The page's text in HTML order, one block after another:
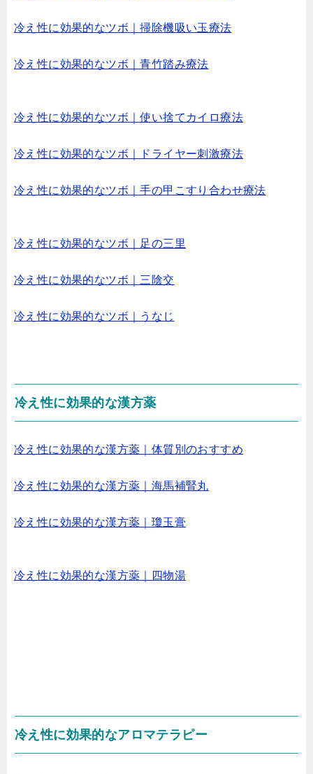
冷え性に効果的なツボ｜掃除機吸い玉療法
冷え性に効果的なツボ｜青竹踏み療法
冷え性に効果的なツボ｜使い捨てカイロ療法
冷え性に効果的なツボ｜ドライヤー刺激療法
冷え性に効果的なツボ｜手の甲こすり合わせ療法
冷え性に効果的なツボ｜足の三里
冷え性に効果的なツボ｜三陰交
冷え性に効果的なツボ｜うなじ
冷え性に効果的な漢方薬
冷え性に効果的な漢方薬｜体質別のおすすめ
冷え性に効果的な漢方薬｜海馬補腎丸
冷え性に効果的な漢方薬｜瓊玉膏
冷え性に効果的な漢方薬｜四物湯
冷え性に効果的なアロマテラピー